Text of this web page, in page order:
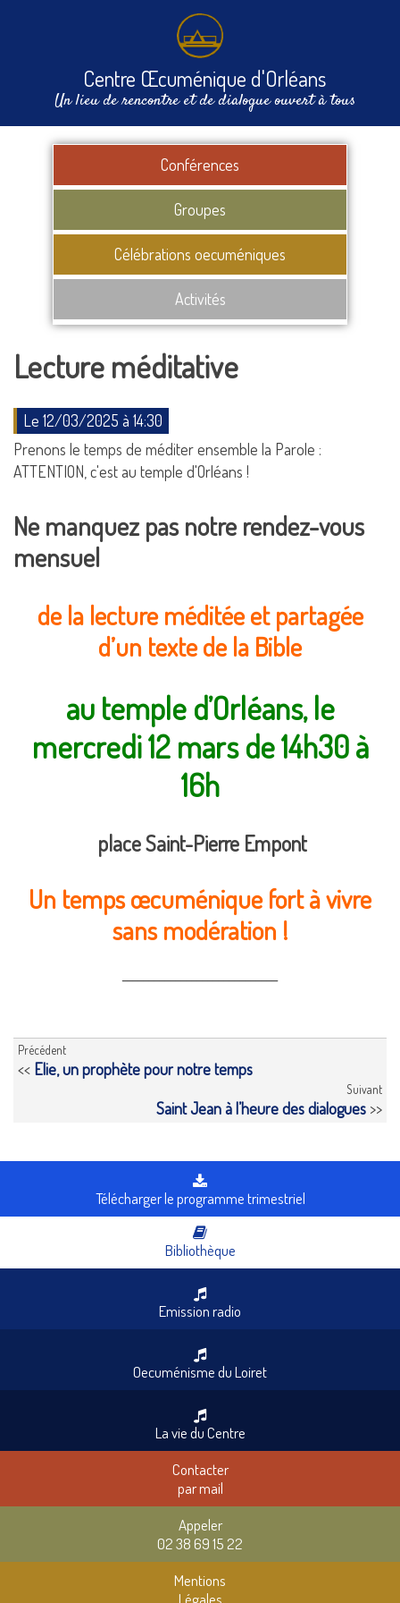
Centre Œcuménique d'Orléans
Un lieu de rencontre et de dialogue ouvert à tous
Conférences
Groupes
Célébrations oecuméniques
Activités
Lecture méditative
Le 12/03/2025 à 14:30
Prenons le temps de méditer ensemble la Parole :
ATTENTION, c'est au temple d'Orléans !
Ne manquez pas notre rendez-vous
mensuel
de la lecture méditée et partagée
d’un texte de la Bible
au temple d’Orléans, le
mercredi 12 mars de 14h30 à
16h
place Saint-Pierre Empont
Un temps œcuménique fort à vivre
sans modération !
Précédent
<< Elie, un prophète pour notre temps
Suivant
Saint Jean à l’heure des dialogues >>
Télécharger le programme trimestriel
Bibliothèque
Emission radio
Oecuménisme du Loiret
La vie du Centre
Contacter
par mail
Appeler
02 38 69 15 22
Mentions
Légales